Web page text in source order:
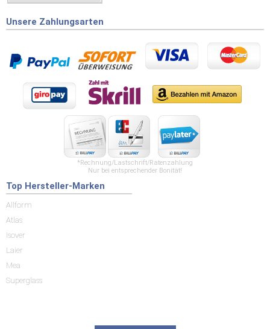
Unsere Zahlungsarten
*Rechnung/Lastschrift/Ratenzahlung
Nur bei entsprechender Bonität!
Top Hersteller-Marken
Allform
Atlas
Isover
Laier
Mea
Superglass